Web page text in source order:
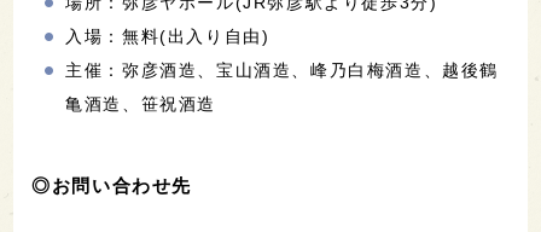
入場：無料(出入り自由)
主催：弥彦酒造、宝山酒造、峰乃白梅酒造、越後鶴
亀酒造、笹祝酒造
◎お問い合わせ先